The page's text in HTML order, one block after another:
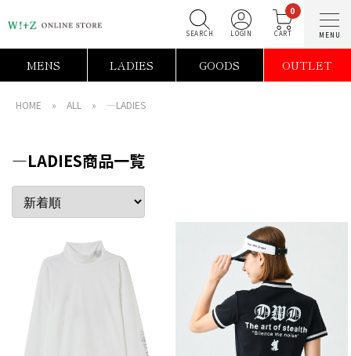
0
MENS LADIES GOODS OUTLET
HOME » ALL » ―LADIES
―LADIES商品一覧